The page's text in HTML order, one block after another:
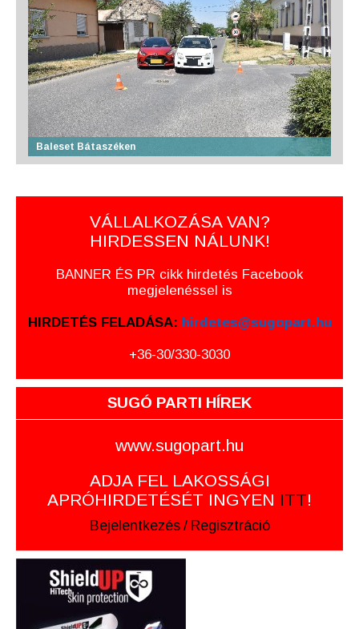
Baleset Bátaszéken
VÁLLALKOZÁSA VAN?
HIRDESSEN NÁLUNK!
BANNER ÉS PR cikk hirdetés Facebook
megjelenéssel is
HIRDETÉS FELADÁSA: hirdetes@sugopart.hu
+36-30/330-3030
SUGÓ PARTI HÍREK
www.sugopart.hu
ADJA FEL LAKOSSÁGI
APRÓHIRDETÉSÉT INGYEN ITT!
Bejelentkezés / Regisztráció